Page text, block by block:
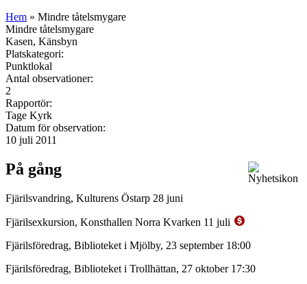
Hem » Mindre tåtelsmygare
Mindre tåtelsmygare
Kasen, Känsbyn
Platskategori:
Punktlokal
Antal observationer:
2
Rapportör:
Tage Kyrk
Datum för observation:
10 juli 2011
På gång
Fjärilsvandring, Kulturens Östarp 28 juni
Fjärilsexkursion, Konsthallen Norra Kvarken 11 juli
Fjärilsföredrag, Biblioteket i Mjölby, 23 september 18:00
Fjärilsföredrag, Biblioteket i Trollhättan, 27 oktober 17:30